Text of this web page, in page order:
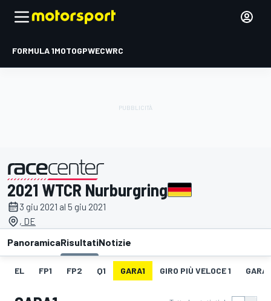
FORMULA 1MOTOGPWECWRC
presentato da
2021 WTCR Nurburgring
3 giu 2021 al 5 giu 2021
, DE
PanoramicaRisultatiNotizie
EL FP1 FP2 Q1 GARA1 GIRO PIÙ VELOCE 1